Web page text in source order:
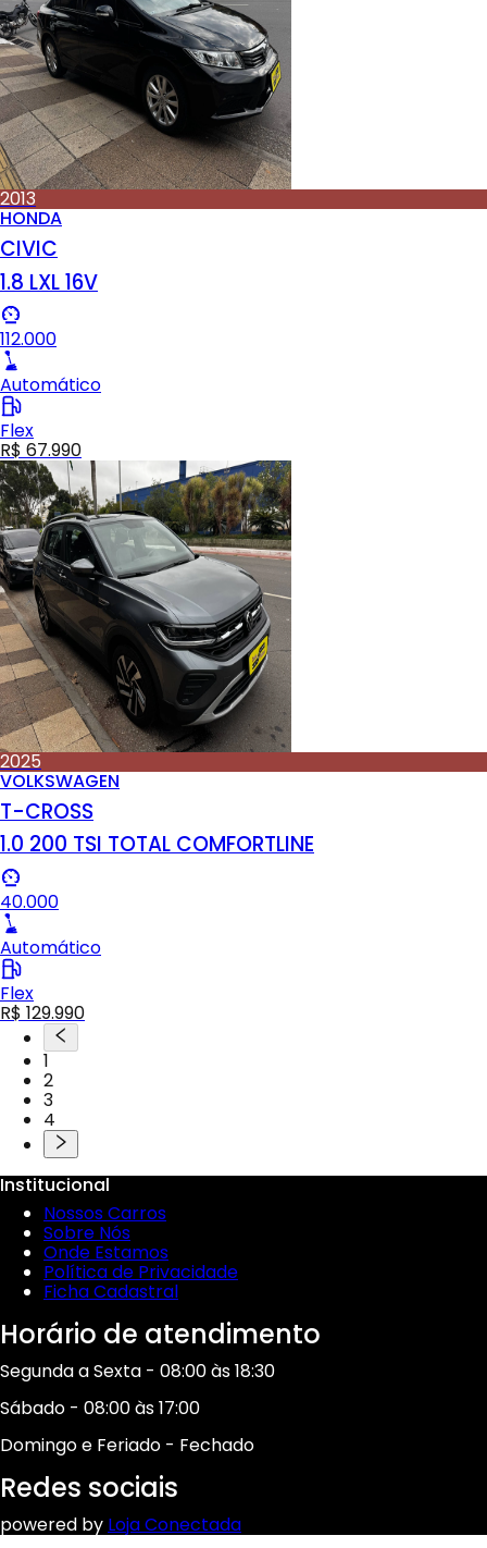
2013
HONDA
CIVIC
1.8 LXL 16V
112.000
Automático
Flex
R$ 67.990
2025
VOLKSWAGEN
T-CROSS
1.0 200 TSI TOTAL COMFORTLINE
40.000
Automático
Flex
R$ 129.990
1
2
3
4
Institucional
Nossos Carros
Sobre Nós
Onde Estamos
Política de Privacidade
Ficha Cadastral
Horário de atendimento
Segunda a Sexta - 08:00 às 18:30
Sábado - 08:00 às 17:00
Domingo e Feriado - Fechado
Redes sociais
powered by Loja Conectada